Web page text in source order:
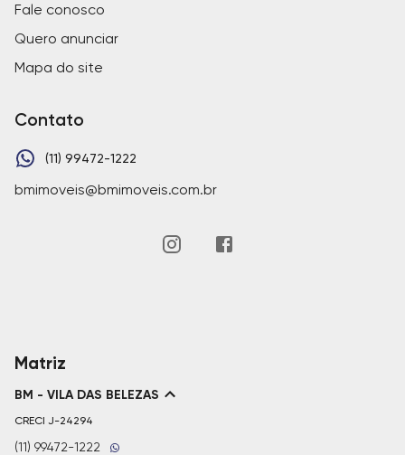
Fale conosco
Quero anunciar
Mapa do site
Contato
(11) 99472-1222
bmimoveis@bmimoveis.com.br
Matriz
BM - VILA DAS BELEZAS
CRECI J-24294
(11) 99472-1222